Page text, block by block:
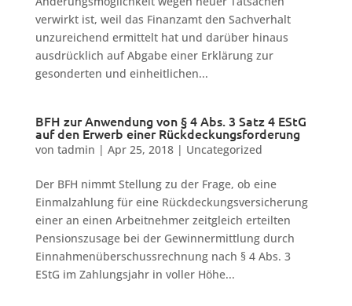
verwirkt ist, weil das Finanzamt den Sachverhalt
unzureichend ermittelt hat und darüber hinaus
ausdrücklich auf Abgabe einer Erklärung zur
gesonderten und einheitlichen...
BFH zur Anwendung von § 4 Abs. 3 Satz 4 EStG
auf den Erwerb einer Rückdeckungsforderung
von tadmin | Apr 25, 2018| Uncategorized
Der BFH nimmt Stellung zu der Frage, ob eine
Einmalzahlung für eine Rückdeckungsversicherung
einer an einen Arbeitnehmer zeitgleich erteilten
Pensionszusage bei der Gewinnermittlung durch
Einnahmenüberschussrechnung nach § 4 Abs. 3
EStG im Zahlungsjahr in voller Höhe...